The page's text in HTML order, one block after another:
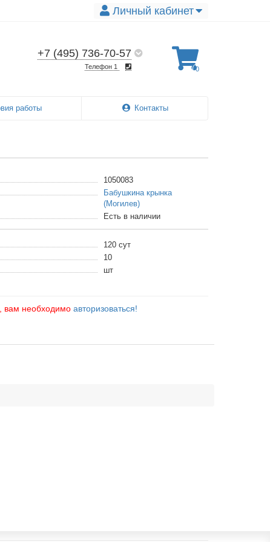
Личный кабинет
+7 (495) 736-70-57
Телефон 1 0
работы Контакты
1050083
Бабушкина крынка
(Могилев)
Есть в наличии
120 сут
10
шт
вам необходимо авторизоваться!